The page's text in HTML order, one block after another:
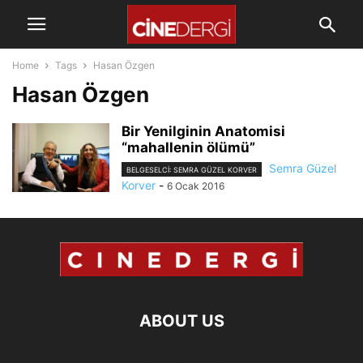
Home Tags Hasan Özgen
Hasan Özgen
Bir Yenilginin Anatomisi
“mahallenin ölümü”
BELGESELCI: SEMRA GÜZEL KORVER
Semra Güzel
Korver - 6 Ocak 2016
ABOUT US